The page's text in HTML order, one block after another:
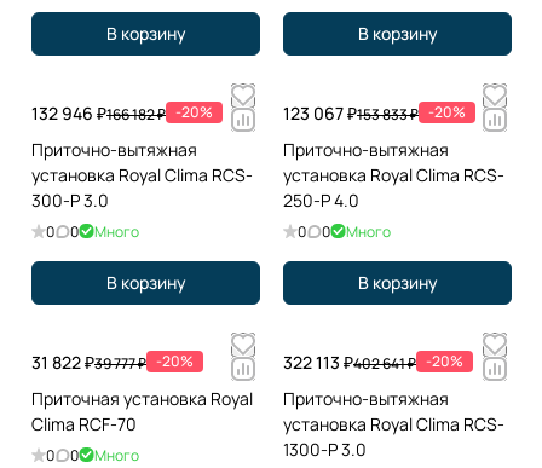
В корзину В корзину
132 946 ₽166 182 ₽ -20%
Приточно-вытяжная
установка Royal Clima RCS-
300-P 3.0
0 0 Много
В корзину
123 067 ₽153 833 ₽ -20%
Приточно-вытяжная
установка Royal Clima RCS-
250-P 4.0
0 0 Много
В корзину
31 822 ₽39 777 ₽ -20%
Приточная установка Royal
Clima RCF-70
0 0 Много
322 113 ₽402 641 ₽ -20%
Приточно-вытяжная
установка Royal Clima RCS-
1300-P 3.0